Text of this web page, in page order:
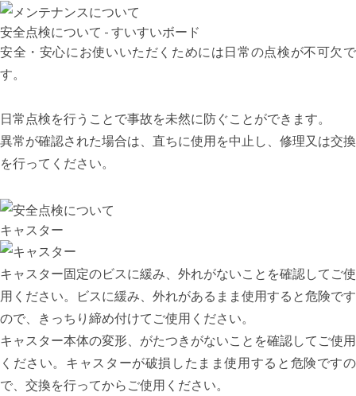
安全点検について - すいすいボード
安全・安心にお使いいただくためには日常の点検が不可欠で
す。
日常点検を行うことで事故を未然に防ぐことができます。
異常が確認された場合は、直ちに使用を中止し、修理又は交換
を行ってください。
キャスター
キャスター固定のビスに緩み、外れがないことを確認してご使
用ください。ビスに緩み、外れがあるまま使用すると危険です
ので、きっちり締め付けてご使用ください。
キャスター本体の変形、がたつきがないことを確認してご使用
ください。キャスターが破損したまま使用すると危険ですの
で、交換を行ってからご使用ください。